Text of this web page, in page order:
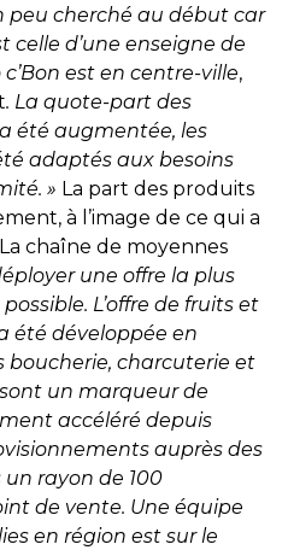
peu cherché au début car
celle d’une enseigne de
est en centre-ville,
. La quote-part des
été augmentée, les
adaptés aux besoins
» La part des produits
à l’image de ce qui a
chaîne de moyennes
une offre la plus
L’offre de fruits et
été développée en
boucherie, charcuterie et
un marqueur de
accéléré depuis
auprès des
rayon de 100
de vente. Une équipe
en région est sur le